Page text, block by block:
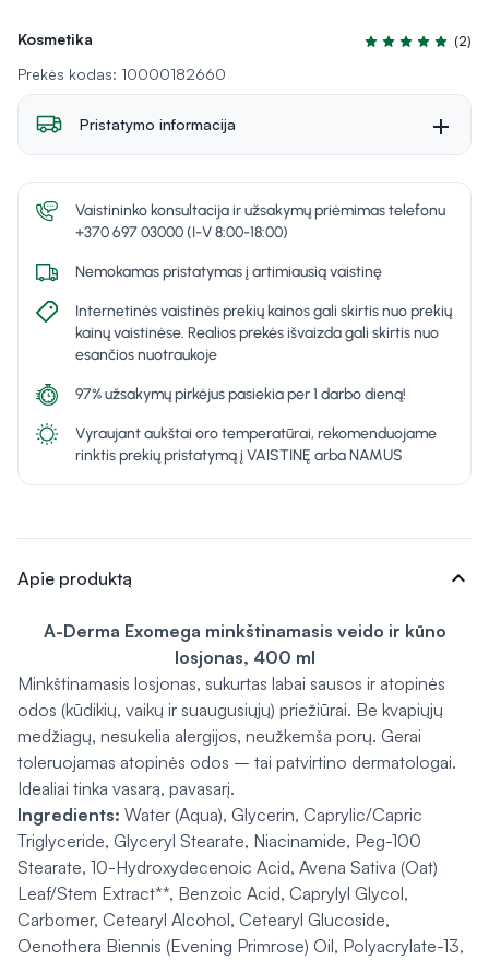
Kosmetika
Įvertinimas 5.0
(2)
Prekės kodas: 10000182660
Pristatymo informacija
Vaistininko konsultacija ir užsakymų priėmimas telefonu
+370 697 03000 (I-V 8:00-18:00)
Nemokamas pristatymas į artimiausią vaistinę
Internetinės vaistinės prekių kainos gali skirtis nuo prekių
kainų vaistinėse. Realios prekės išvaizda gali skirtis nuo
esančios nuotraukoje
97% užsakymų pirkėjus pasiekia per 1 darbo dieną!
Vyraujant aukštai oro temperatūrai, rekomenduojame
rinktis prekių pristatymą į VAISTINĘ arba NAMUS
Apie produktą expand_more
A-Derma Exomega minkštinamasis veido ir kūno
losjonas, 400 ml
Minkštinamasis losjonas, sukurtas labai sausos ir atopinės
odos (kūdikių, vaikų ir suaugusiųjų) priežiūrai. Be kvapiųjų
medžiagų, nesukelia alergijos, neužkemša porų. Gerai
toleruojamas atopinės odos – tai patvirtino dermatologai.
Idealiai tinka vasarą, pavasarį.
Ingredients: Water (Aqua), Glycerin, Caprylic/Capric
Triglyceride, Glyceryl Stearate, Niacinamide, Peg-100
Stearate, 10-Hydroxydecenoic Acid, Avena Sativa (Oat)
Leaf/Stem Extract**, Benzoic Acid, Caprylyl Glycol,
Carbomer, Cetearyl Alcohol, Cetearyl Glucoside,
Oenothera Biennis (Evening Primrose) Oil, Polyacrylate-13,